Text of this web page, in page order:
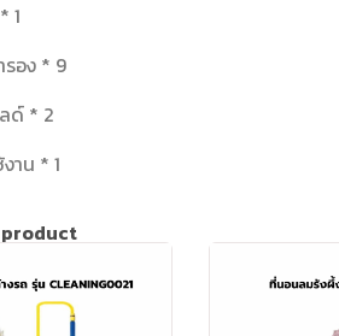
1
รอง * 9
ด์ * 2
าน * 1